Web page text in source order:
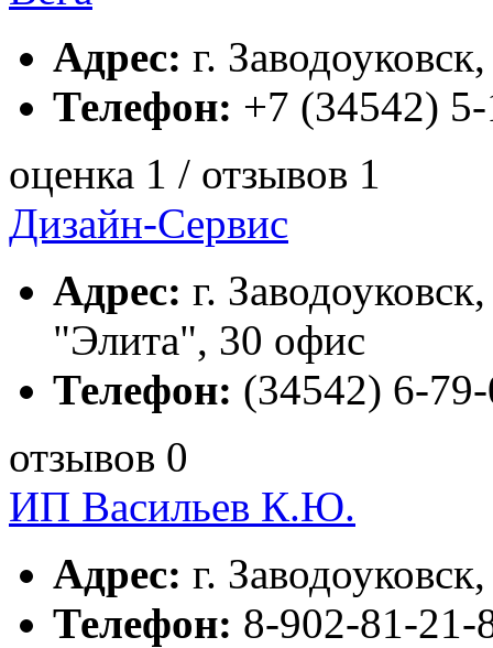
Адрес: г.
Телефон: +7 (34542)
оценка 1 / отзывов 1
Дизайн-Сервис
Адрес: г.
"Элита", 30 офис
Телефон: (34542) 6-
отзывов 0
ИП Васильев К.Ю.
Адрес: г.
Телефон: 8-902-81-21-